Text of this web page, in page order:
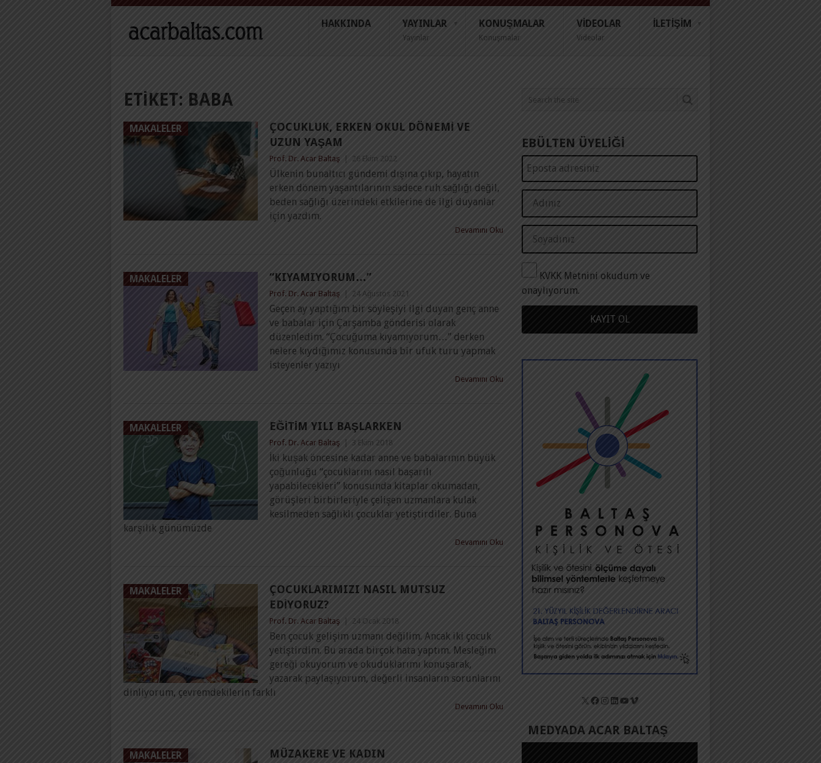
HAKKINDA YAYINLAR
Yayınlar
KONUŞMALAR
Konuşmalar
VIDEOLAR
Videolar
İLETIŞIM
ETIKET: BABA
MAKALELER
ÇOCUKLUK, ERKEN OKUL DÖNEMI VE
UZUN YAŞAM
Prof. Dr. Acar Baltaş 26 Ekim 2022
Ülkenin bunaltıcı gündemi dışına çıkıp, hayatın
erken dönem yaşantılarının sadece ruh sağlığı değil,
beden sağlığı üzerindeki etkilerine de ilgi duyanlar
için yazdım.
Devamını Oku
MAKALELER “KIYAMIYORUM…”
Prof. Dr. Acar Baltaş 24 Ağustos 2021
Geçen ay yaptığım bir söyleşiyi ilgi duyan genç anne
ve babalar için Çarşamba gönderisi olarak
düzenledim. “Çocuğuma kıyamıyorum…” derken
nelere kıydığımız konusunda bir ufuk turu yapmak
isteyenler yazıyı
Devamını Oku
MAKALELER EĞITIM YILI BAŞLARKEN
Prof. Dr. Acar Baltaş 3 Ekim 2018
İki kuşak öncesine kadar anne ve babalarının büyük
çoğunluğu “çocuklarını nasıl başarılı
yapabilecekleri” konusunda kitaplar okumadan,
görüşleri birbirleriyle çelişen uzmanlara kulak
kesilmeden sağlıklı çocuklar yetiştirdiler. Buna
karşılık günümüzde
Devamını Oku
MAKALELER
ÇOCUKLARIMIZI NASIL MUTSUZ
EDIYORUZ?
Prof. Dr. Acar Baltaş 24 Ocak 2018
Ben çocuk gelişim uzmanı değilim. Ancak iki çocuk
yetiştirdim. Bu arada birçok hata yaptım. Mesleğim
gereği okuyorum ve okuduklarımı konuşarak,
yazarak paylaşıyorum, değerli insanların sorunlarını
dinliyorum, çevremdekilerin farklı
Devamını Oku
MAKALELER MÜZAKERE VE KADIN
EBÜLTEN ÜYELİĞİ
KVKK Metnini okudum ve
onaylıyorum.
X Facebook
Instagram
LinkedIn
YouTube
Vimeo
MEDYADA ACAR BALTAŞ